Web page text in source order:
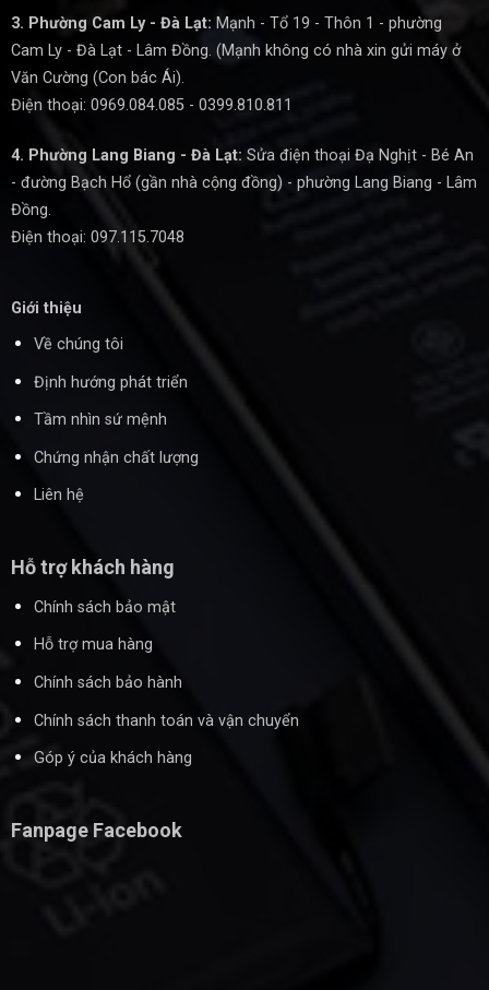
3. Phường Cam Ly - Đà Lạt: Mạnh - Tổ 19 - Thôn 1 - phường
Cam Ly - Đà Lạt - Lâm Đồng. (Mạnh không có nhà xin gửi máy ở
Văn Cường (Con bác Ái).
Điện thoại: 0969.084.085 - 0399.810.811
4. Phường Lang Biang - Đà Lạt: Sửa điện thoại Đạ Nghịt - Bé An
- đường Bạch Hổ (gần nhà cộng đồng) - phường Lang Biang - Lâm
Đồng.
Điện thoại: 097.115.7048
Giới thiệu
Về chúng tôi
Định hướng phát triển
Tầm nhìn sứ mệnh
Chứng nhận chất lượng
Liên hệ
Hỗ trợ khách hàng
Chính sách bảo mật
Hỗ trợ mua hàng
Chính sách bảo hành
Chính sách thanh toán và vận chuyển
Góp ý của khách hàng
Fanpage Facebook